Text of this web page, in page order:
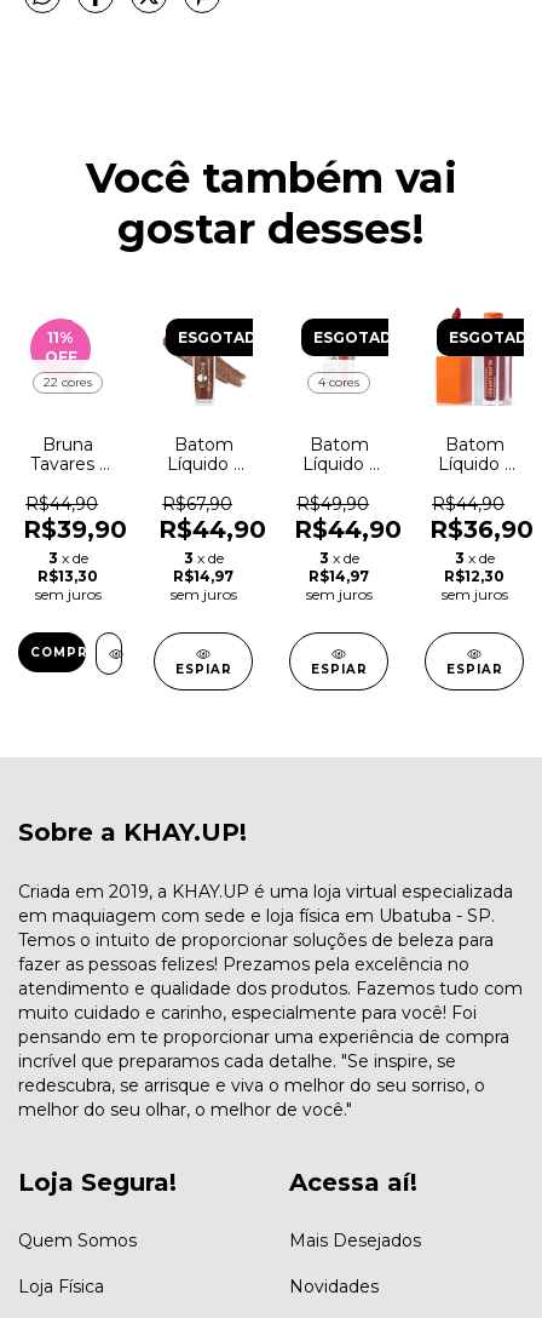
Você também vai
gostar desses!
11%
OFF
22 cores
Bruna
Tavares -
Líquido -
Matte
R$44,90
R$39,90
3 x de
R$13,30
sem juros
COMPRAR
ESGOTADO
Batom
Líquido -
Tavares -
BT Ovni -
Matte
R$67,90
R$44,90
3 x de
R$14,97
sem juros
ESPIAR
ESGOTADO
4 cores
Batom
Líquido -
Matte -
Franciny
Ehlke
R$49,90
R$44,90
3 x de
R$14,97
sem juros
ESPIAR
ESGOTADO
Batom
Líquido -
- Creamy
Matte
R$44,90
R$36,90
3 x de
R$12,30
sem juros
ESPIAR
Sobre a KHAY.UP!
Criada em 2019, a KHAY.UP é uma loja virtual especializada
em maquiagem com sede e loja física em Ubatuba - SP.
Temos o intuito de proporcionar soluções de beleza para
fazer as pessoas felizes! Prezamos pela excelência no
atendimento e qualidade dos produtos. Fazemos tudo com
muito cuidado e carinho, especialmente para você! Foi
pensando em te proporcionar uma experiência de compra
incrível que preparamos cada detalhe. "Se inspire, se
redescubra, se arrisque e viva o melhor do seu sorriso, o
melhor do seu olhar, o melhor de você."
Loja Segura!
Quem Somos
Loja Física
Acessa aí!
Mais Desejados
Novidades